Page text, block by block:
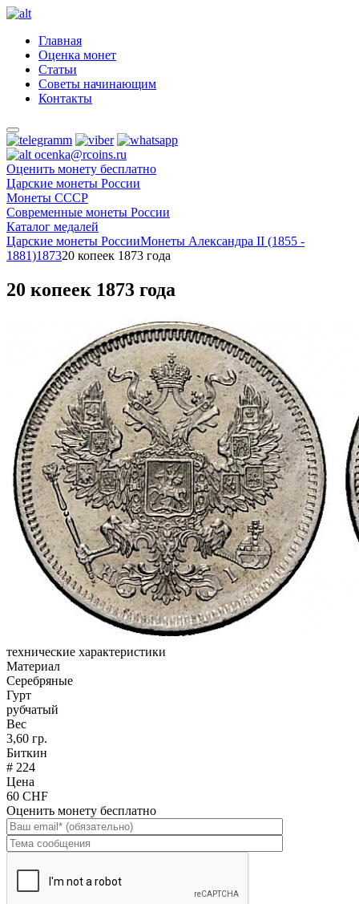
Главная
Оценка монет
Статьи
Советы начинающим
Контакты
ocenka@rcoins.ru
Оценить монету бесплатно
Царские монеты России
Монеты СССР
Современные монеты России
Каталог медалей
Царские монеты РоссииМонеты Александра II (1855 -
1881)187320 копеек 1873 года
20 копеек 1873 года
технические характеристики
Материал
Серебряные
Гурт
рубчатый
Вес
3,60 гр.
Биткин
# 224
Цена
60 CHF
Оценить монету бесплатно